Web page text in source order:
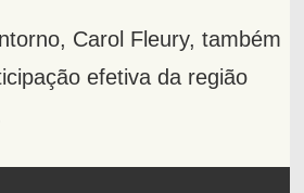
Carol Fleury, também
efetiva da região